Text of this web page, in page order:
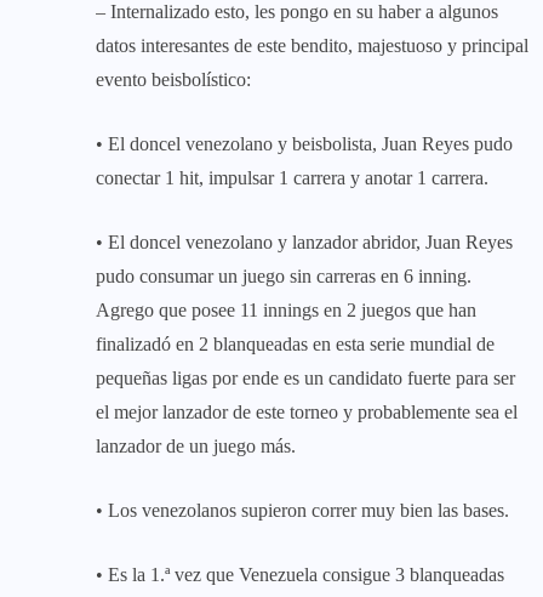
– Internalizado esto, les pongo en su haber a algunos
datos interesantes de este bendito, majestuoso y principal
evento beisbolístico:
• El doncel venezolano y beisbolista, Juan Reyes pudo
conectar 1 hit, impulsar 1 carrera y anotar 1 carrera.
• El doncel venezolano y lanzador abridor, Juan Reyes
pudo consumar un juego sin carreras en 6 inning.
Agrego que posee 11 innings en 2 juegos que han
finalizadó en 2 blanqueadas en esta serie mundial de
pequeñas ligas por ende es un candidato fuerte para ser
el mejor lanzador de este torneo y probablemente sea el
lanzador de un juego más.
• Los venezolanos supieron correr muy bien las bases.
• Es la 1.ª vez que Venezuela consigue 3 blanqueadas